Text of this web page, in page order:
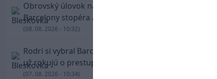
Obrovský úlovok na Anfielde: Liverpool získal z
Barcelony stopéra Arauja
(08. 08. 2026 - 10:32)
Rodri si vybral Barcelonu a odmietol Real. Kluby
už rokujú o prestupovej čiastke
(07. 08. 2026 - 10:34)